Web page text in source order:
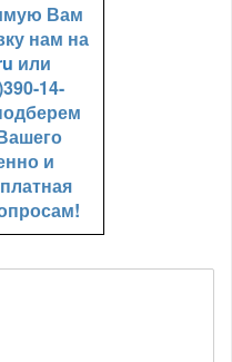
Вам
нам на
или
14-
и